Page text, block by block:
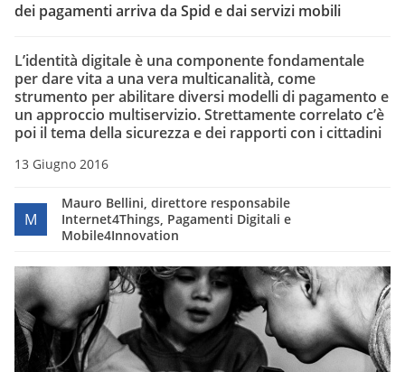
dei pagamenti arriva da Spid e dai servizi mobili
L’identità digitale è una componente fondamentale
per dare vita a una vera multicanalità, come
strumento per abilitare diversi modelli di pagamento e
un approccio multiservizio. Strettamente correlato c’è
poi il tema della sicurezza e dei rapporti con i cittadini
13 Giugno 2016
M
Mauro Bellini, direttore responsabile
Internet4Things, Pagamenti Digitali e
Mobile4Innovation